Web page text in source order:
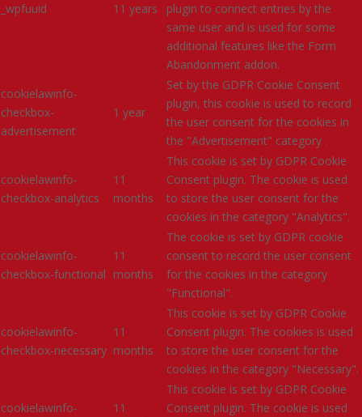
_wpfuuid 11 years
plugin to connect entries by the
same user and is used for some
additional features like the Form
Abandonment addon.
cookielawinfo-
checkbox-
advertisement
1 year
Set by the GDPR Cookie Consent
plugin, this cookie is used to record
the user consent for the cookies in
the "Advertisement" category .
cookielawinfo-
checkbox-analytics
11
months
This cookie is set by GDPR Cookie
Consent plugin. The cookie is used
to store the user consent for the
cookies in the category "Analytics".
cookielawinfo-
checkbox-functional
11
months
The cookie is set by GDPR cookie
consent to record the user consent
for the cookies in the category
"Functional".
cookielawinfo-
checkbox-necessary
11
months
This cookie is set by GDPR Cookie
Consent plugin. The cookies is used
to store the user consent for the
cookies in the category "Necessary".
cookielawinfo-
11
This cookie is set by GDPR Cookie
Consent plugin. The cookie is used